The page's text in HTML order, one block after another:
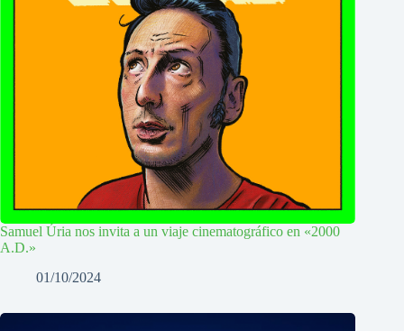
Samuel Úria nos invita a un viaje cinematográfico en «2000
A.D.»
01/10/2024